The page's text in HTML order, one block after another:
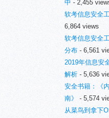
中 - 2,455
软考信息安全
6,864 views
软考信息安全
分布 - 6,561
2019年信息安
解析 - 5,636
安全书籍：《
南》
- 5,574
从菜鸟到拿下